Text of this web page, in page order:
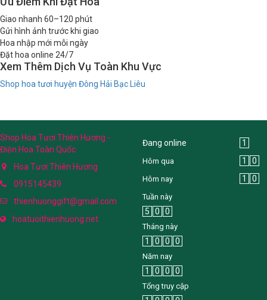
Giao nhanh 60–120 phút
Gửi hình ảnh trước khi giao
Hoa nhập mới mỗi ngày
Đặt hoa online 24/7
Xem Thêm Dịch Vụ Toàn Khu Vực
Shop hoa tươi huyện Đông Hải Bạc Liêu
Shop Hoa Tươi Thiên Hương -
Điện Hoa Toàn Quốc
Hoa Tươi Thiên Hương
0915145439
thienhuonggift@gmail.com
hoatuoithienhuong.net
Đang online 1
Hôm qua 1 0
Hôm nay 1 0
Tuần này
5 0 0
Tháng này
1 0 0 0
Năm nay
1 0 0 0
Tổng truy cập